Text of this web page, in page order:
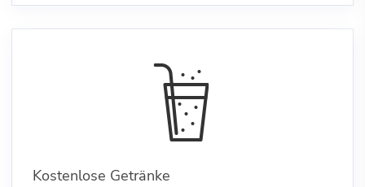
Kostenlose Getränke